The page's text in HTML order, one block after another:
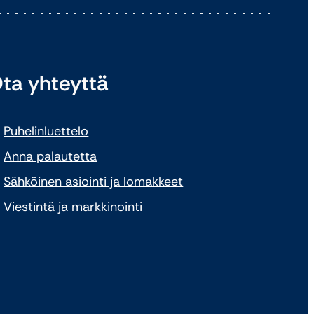
yhteyttä
Puhelinluettelo
Anna palautetta
Sähköinen asiointi ja lomakkeet
Viestintä ja markkinointi